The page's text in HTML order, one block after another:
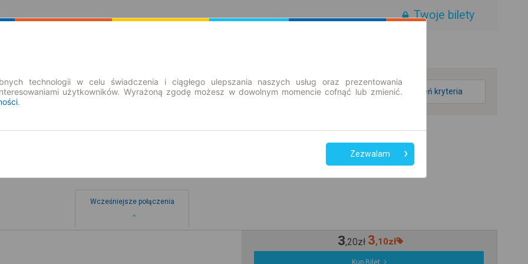
Twoje bilety
zmień kryteria
Wcześniejsze połączenia
3,20zł 3,10zł
Kup Bilet
technologii w celu świadczenia i ciągłego ulepszania naszych usług oraz prezentowania
użytkowników. Wyrażoną zgodę możesz w dowolnym momencie cofnąć lub zmienić.
.
Zezwalam